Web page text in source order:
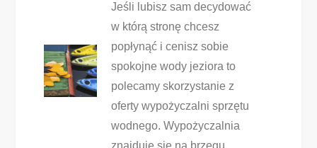
Jeśli lubisz sam decydować
w którą stronę chcesz
popłynąć i cenisz sobie
spokojne wody jeziora to
polecamy skorzystanie z
oferty wypożyczalni sprzętu
wodnego. Wypożyczalnia
znajduje się na brzegu